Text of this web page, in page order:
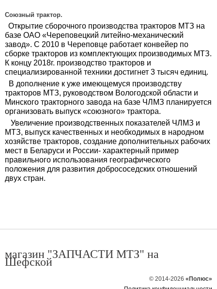
Союзный трактор.
Открытие сборочного производства тракторов МТЗ на
базе ОАО «Череповецкий литейно-механический
завод». С 2010 в Череповце работает конвейер по
сборке тракторов из комплектующих производимых МТЗ.
К концу 2018г. производство тракторов и
специализированной техники достигнет 3 тысяч единиц.
В дополнение к уже имеющемуся производству
тракторов МТЗ, руководством Вологодской области и
Минского тракторного завода на базе ЧЛМЗ планируется
организовать выпуск «союзного» трактора.
Увеличение производственных показателей ЧЛМЗ и
МТЗ, выпуск качественных и необходимых в народном
хозяйстве тракторов, создание дополнительных рабочих
мест в Беларуси и России- характерный пример
правильного использования географического
положения для развития добрососедских отношений
двух стран.
магазин "ЗАПЧАСТИ МТЗ" на
Шефской
© 2014-2026 «Полюс»